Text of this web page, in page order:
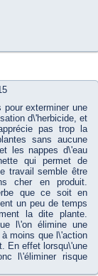
exterminer une
d\'herbicide, et
pas trop la
sans aucune
les nappes d\'eau
qui permet de
travail semble être
cher en produit.
que ce soit en
un peu de temps
la dite plante.
l\'on élimine une
moins que l\'action
En effet lorsqu\'une
l\'éliminer risque